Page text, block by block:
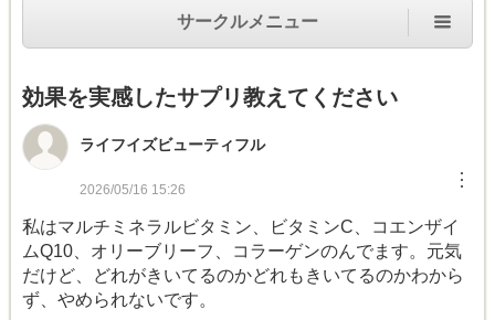
サークルメニュー
効果を実感したサプリ教えてください
ライフイズビューティフル
2026/05/16 15:26 ︙
私はマルチミネラルビタミン、ビタミンC、コエンザイ
ムQ10、オリーブリーフ、コラーゲンのんでます。元気
だけど、どれがきいてるのかどれもきいてるのかわから
ず、やめられないです。